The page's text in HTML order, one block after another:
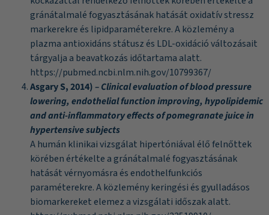
gránátalmalé fogyasztásának hatását oxidatív stressz
markerekre és lipidparaméterekre. A közlemény a
plazma antioxidáns státusz és LDL-oxidáció változásait
tárgyalja a beavatkozás időtartama alatt.
https://pubmed.ncbi.nlm.nih.gov/10799367/
Asgary S, 2014)– Clinical evaluation of blood pressure
lowering, endothelial function improving, hypolipidemic
and anti-inflammatory effects of pomegranate juice in
hypertensive subjects
A humán klinikai vizsgálat hipertóniával élő felnőttek
körében értékelte a gránátalmalé fogyasztásának
hatását vérnyomásra és endothelfunkciós
paraméterekre. A közlemény keringési és gyulladásos
biomarkereket elemez a vizsgálati időszak alatt.